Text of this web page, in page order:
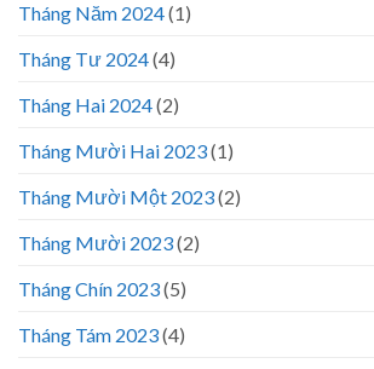
Tháng Năm 2024(1)
Tháng Tư 2024(4)
Tháng Hai 2024(2)
Tháng Mười Hai 2023(1)
Tháng Mười Một 2023(2)
Tháng Mười 2023(2)
Tháng Chín 2023(5)
Tháng Tám 2023(4)